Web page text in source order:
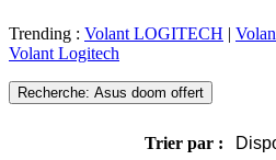
Trending : Volant LOGITECH |
Volant Logitech
Recherche: Asus doom offert
Trier par :